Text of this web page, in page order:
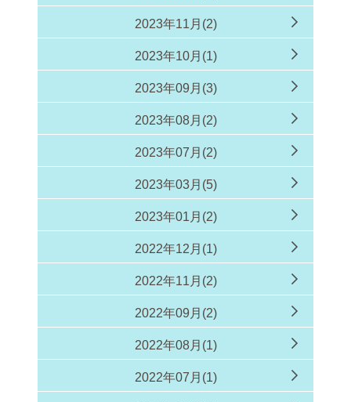
2023年11月(2)
2023年10月(1)
2023年09月(3)
2023年08月(2)
2023年07月(2)
2023年03月(5)
2023年01月(2)
2022年12月(1)
2022年11月(2)
2022年09月(2)
2022年08月(1)
2022年07月(1)